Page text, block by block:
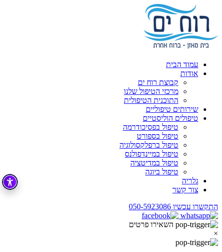
עמוד הבית
אודות
קבוצת רוח ים
מרכזי הטיפול שלנו
התוכנית הטיפולית
שירותים טיפוליים
טיפולים הוליסטיים
טיפול בפסיכודרמה
טיפול בספורט
טיפול ברפלקסולוגיה
טיפול במיינדפולנס
טיפול במדיטציה
טיפול ביוגה
גלריה
צור קשר
התקשרו עכשיו 050-5923086
השאירו פרטים
×